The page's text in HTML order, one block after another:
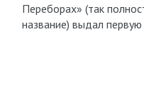
Переборах» (так
название) выдал